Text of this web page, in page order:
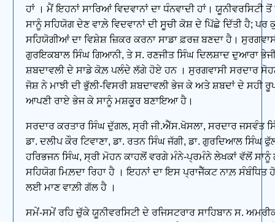
ਹਾਂ । ਮੈਂ ਇਹਨਾਂ ਸਾਰਿਆਂ ਵਿਦਵਾਨਾਂ ਦਾ ਧੰਨਵਾਦੀ ਹਾਂ। ਯੂਨੀਵਰਸਿਟੀ ਤੋਂ
ਸਾਨੂੰ ਸਹਿਯੋਗ ਦੇਣ ਵਾਲ਼ੇ ਵਿਦਵਾਨਾਂ ਦੀ ਸੂਚੀ ਕੋਸ਼ ਦੇ ਪਿੱਛੇ ਦਿੱਤੀ ਹੈ;
ਸਹਿਯੋਗੀਆਂ ਦਾ ਵਿਸ਼ੇਸ਼ ਜ਼ਿਕਰ ਕਰਨਾ ਸਾਡਾ ਫ਼ਰਜ਼ ਬਣਦਾ ਹੈ।
ਗੁਰਇਕਬਾਲ ਸਿੰਘ ਗਿਆਨੀ, ਤੇ ਸ. ਰਣਜੀਤ ਸਿੰਘ ਦਿਲਸ਼ਾਦ ਦੁਆਰਾ
ਸ਼ਬਦਾਵਲੀ ਦੇ ਸਾਡੇ ਕੋਲ਼ ਪਲੰਦੇ ਲੱਗੇ ਹੋਏ ਹਨ । ਸੁਰਗਵਾਸੀ ਸਰਦਾਰ
ਜੋਸ਼ ਨੇ ਮਾਝੀ ਦੀ ਭੁੱਲੀ-ਵਿਸਰੀ ਸ਼ਬਦਾਵਲੀ ਭੇਜ ਕੇ ਅਤੇ ਸ਼ਬਦਾਂ ਦੇ ਸਹੀ
ਆਪਣੀ ਰਾਏ ਭੇਜ ਕੇ ਸਾਨੂੰ ਮਸ਼ਕੂਰ ਬਣਾਇਆ ਹੈ।
ਸਰਦਾਰ ਕਰਤਾਰ ਸਿੰਘ ਦੁੱਗਲ, ਸ੍ਰੀ ਜੀ.ਐੱਸ.ਖੋਸਲਾ, ਸਰਦਾਰ ਜਸਵੰਤ
ਡਾ. ਦਲੀਪ ਕੌਰ ਟਿਵਾਣਾ, ਡਾ. ਰਤਨ ਸਿੰਘ ਜੱਗੀ, ਡਾ. ਗੁਰਦਿਆਲ ਸਿੰਘ
ਹਰਿਭਜਨ ਸਿੰਘ, ਸ੍ਰੀ ਮੋਹਨ ਕਾਹਲੋਂ ਵਰਗੇ ਮੰਨੇ-ਪ੍ਰਮੰਨੇ ਲੇਖਕਾਂ ਵੱਲੋਂ ਸਾਨੂੰ
ਸਹਿਯੋਗ ਮਿਲ਼ਦਾ ਰਿਹਾ ਹੈ । ਇਹਨਾਂ ਦਾ ਇਸ ਪ੍ਰਾਜੈੱਕਟ ਨਾਲ਼ ਸੰਬੰਧਿਤ
ਲਈ ਮਾਣ ਵਾਲ਼ੀ ਗੱਲ ਹੈ ।
ਸਮੇਂ-ਸਮੇਂ ਰਹਿ ਚੁੱਕੇ ਯੂਨੀਵਰਸਿਟੀ ਦੇ ਰਜਿਸਟਰਾਰ ਸਾਹਿਬਾਨ ਸ.